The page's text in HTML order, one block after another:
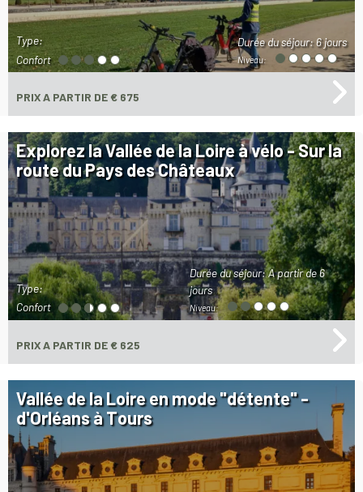
Durée du séjour:6 jours
Niveau:
Type:
Confort
PRIXA PARTIR DE € 675
Explorez la Vallée de la Loire à vélo - Sur la
route du Pays des Châteaux
Durée du séjour:A partir de 6
jours
Niveau:
Type:
Confort
PRIXA PARTIR DE € 625
Vallée de la Loire en mode "détente" -
d'Orléans à Tours